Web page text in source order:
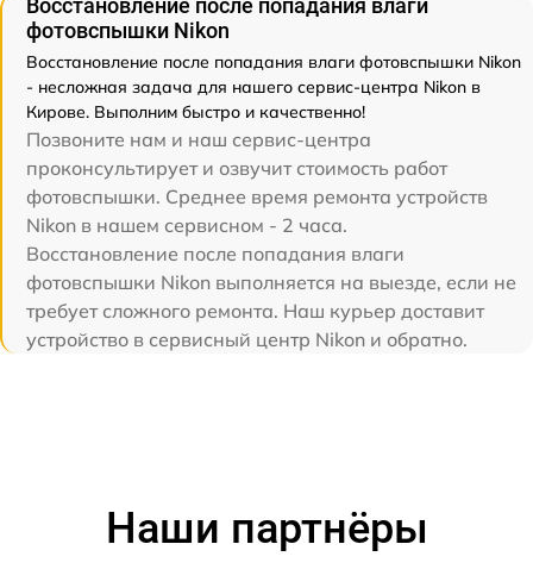
Восстановление после попадания влаги
фотовспышки Nikon
Восстановление после попадания влаги фотовспышки Nikon
- несложная задача для нашего сервис-центра Nikon в
Кирове. Выполним быстро и качественно!
Позвоните нам и наш сервис-центра
проконсультирует и озвучит стоимость работ
фотовспышки. Среднее время ремонта устройств
Nikon в нашем сервисном - 2 часа.
Восстановление после попадания влаги
фотовспышки Nikon выполняется на выезде, если не
требует сложного ремонта. Наш курьер доставит
устройство в сервисный центр Nikon и обратно.
Наши партнёры